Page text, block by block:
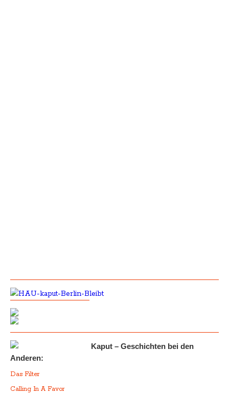
Kaput – Geschichten bei den
Anderen:
Das Filter
Calling In A Favor